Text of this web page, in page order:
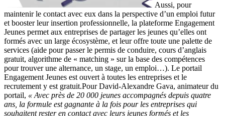
Aussi, pour
maintenir le contact avec eux dans la perspective d’un emploi futur
et booster leur insertion professionnelle, la plateforme Engagement
Jeunes permet aux entreprises de partager les jeunes qu’elles ont
formés avec un large écosystème, et leur offre toute une palette de
services (aide pour passer le permis de conduire, cours d’anglais
gratuit, algorithme de « matching » sur la base des compétences
pour trouver une alternance, un stage, un emploi…). Le portail
Engagement Jeunes est ouvert à toutes les entreprises et le
recrutement y est gratuit.Pour David-Alexandre Gava, animateur du
portail, « Avec près de 20 000 jeunes accompagnés depuis quatre
ans, la formule est gagnante à la fois pour les entreprises qui
souhaitent rester en contact avec leurs jeunes formés et les